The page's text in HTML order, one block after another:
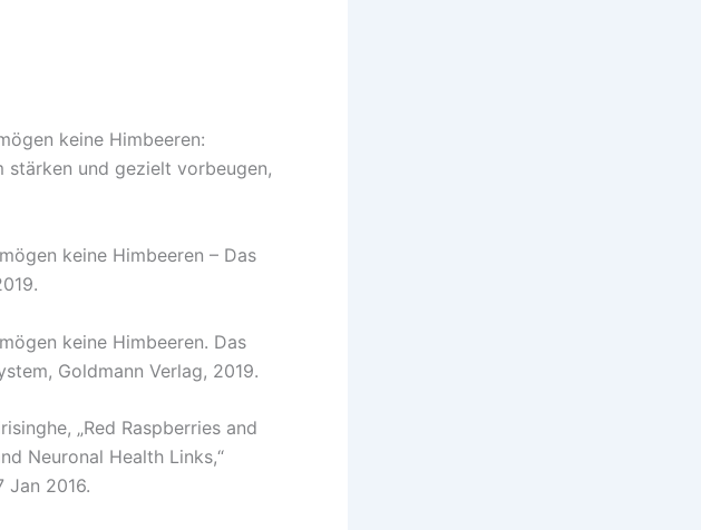
keine Himbeeren:
stärken und gezielt vorbeugen,
keine Himbeeren – Das
keine Himbeeren. Das
Goldmann Verlag, 2019.
„Red Raspberries and
Neuronal Health Links,“
Jan 2016.